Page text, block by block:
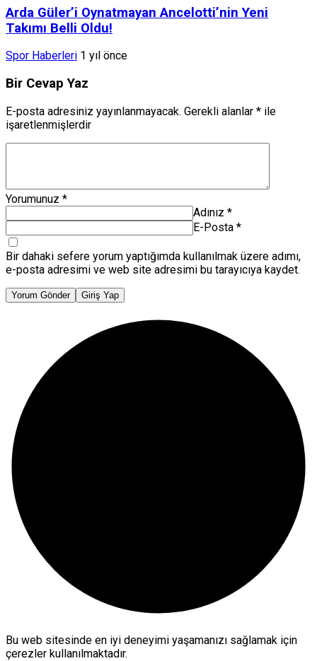
Arda Güler’i Oynatmayan Ancelotti’nin Yeni
Takımı Belli Oldu!
Spor Haberleri 1 yıl önce
Bir Cevap Yaz
E-posta adresiniz yayınlanmayacak. Gerekli alanlar * ile
işaretlenmişlerdir
Yorumunuz *
Adınız *
E-Posta *
Bir dahaki sefere yorum yaptığımda kullanılmak üzere adımı,
e-posta adresimi ve web site adresimi bu tarayıcıya kaydet.
Yorum Gönder Giriş Yap
Bu web sitesinde en iyi deneyimi yaşamanızı sağlamak için
çerezler kullanılmaktadır.